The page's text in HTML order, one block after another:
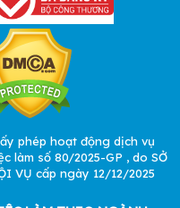
phép hoạt động dịch vụ
làm số 80/2025-GP , do SỞ
VỤ cấp ngày 12/12/2025